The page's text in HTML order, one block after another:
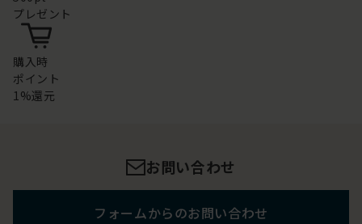
プレゼント
購入時
ポイント
1%還元
お問い合わせ
フォームからのお問い合わせ